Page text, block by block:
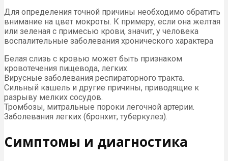
Для определения точной причины необходимо обратить
внимание на цвет мокроты. К примеру, если она желтая
или зеленая с примесью крови, значит, у человека
воспалительные заболевания хронического характера
Белая слизь с кровью может быть признаком
кровотечения пищевода, легких.
Вирусные заболевания респираторного тракта.
Сильный кашель и другие причины, приводящие к
разрыву мелких сосудов.
Тромбозы, митральные пороки легочной артерии.
Заболевания легких (бронхит, туберкулез).
Симптомы и диагностика